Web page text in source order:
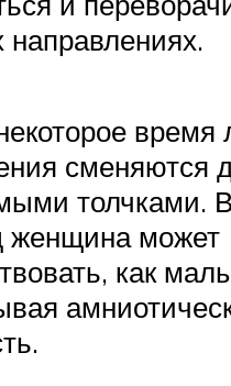
направлениях.
время
сменяются
толчками. В
женщина может
как